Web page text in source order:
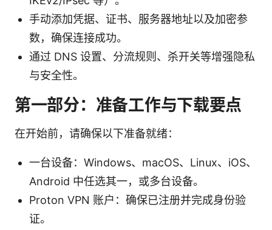
手动添加凭据、证书、服务器地址以及加密参
数，确保连接成功。
通过 DNS 设置、分流规则、杀开关等增强隐私
与安全性。
第一部分：准备工作与下载要点
在开始前，请确保以下准备就绪：
一台设备：Windows、macOS、Linux、iOS、
Android 中任选其一，或多台设备。
Proton VPN 账户：确保已注册并完成身份验
证。